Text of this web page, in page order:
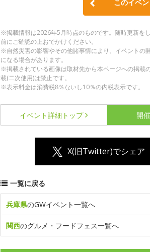
このイベ
※掲載情報は2026年5月時点のものです。随時更新を
前にご確認の上おでかけください。
※自然災害の影響やその他諸事情により、イベントの
になる場合があります。
※掲載されている画像は取材先から本ページへの掲載
載(二次使用)は禁止です。
※表示料金は消費税8％ないし10％の内税表示です。
イベント詳細 トップ 開
X(旧Twitter)でシェア
一覧に戻る
兵庫県のGWイベント一覧へ
関西のグルメ・フードフェス一覧へ